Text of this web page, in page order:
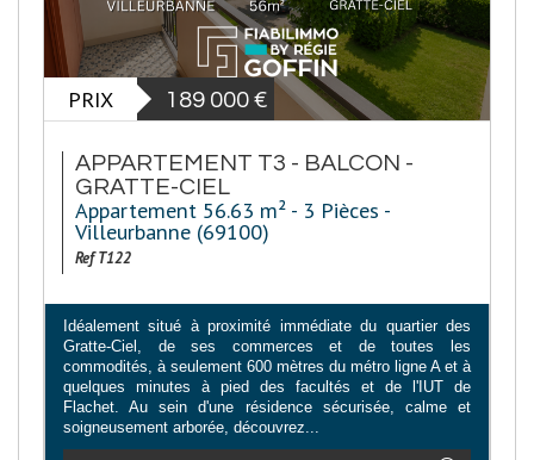
PRIX 189 000 €
APPARTEMENT T3 - BALCON -
GRATTE-CIEL
Appartement 56.63 m² - 3 Pièces -
Villeurbanne (69100)
Ref T122
Idéalement situé à proximité immédiate du quartier des
Gratte-Ciel, de ses commerces et de toutes les
commodités, à seulement 600 mètres du métro ligne A et à
quelques minutes à pied des facultés et de l'IUT de
Flachet. Au sein d'une résidence sécurisée, calme et
soigneusement arborée, découvrez...